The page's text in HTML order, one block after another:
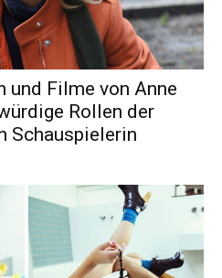
und Filme von Anne
Rollen der
Schauspielerin